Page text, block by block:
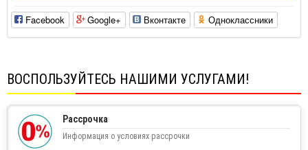
Facebook Google+ Вконтакте Одноклассники
ВОСПОЛЬЗУЙТЕСЬ НАШИМИ УСЛУГАМИ!
Рассрочка
Информация о условиях рассрочки